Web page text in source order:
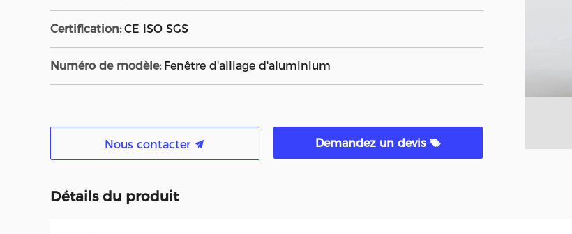
Certification: CE ISO SGS
Numéro de modèle: Fenêtre d'alliage d'aluminium
Nous contacter Demandez un devis
Détails du produit